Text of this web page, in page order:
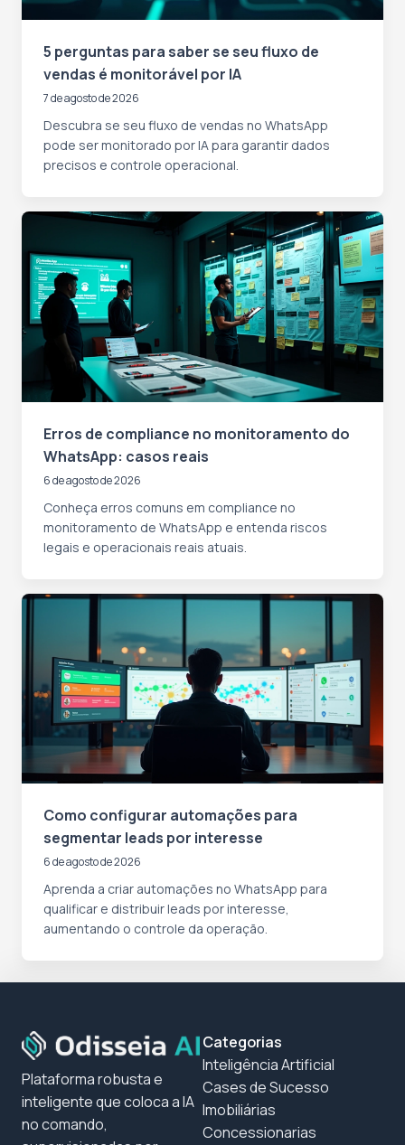
5 perguntas para saber se seu fluxo de
vendas é monitorável por IA
7 de agosto de 2026
Descubra se seu fluxo de vendas no WhatsApp
pode ser monitorado por IA para garantir dados
precisos e controle operacional.
Erros de compliance no monitoramento do
WhatsApp: casos reais
6 de agosto de 2026
Conheça erros comuns em compliance no
monitoramento de WhatsApp e entenda riscos
legais e operacionais reais atuais.
Como configurar automações para
segmentar leads por interesse
6 de agosto de 2026
Aprenda a criar automações no WhatsApp para
qualificar e distribuir leads por interesse,
aumentando o controle da operação.
Plataforma robusta e
inteligente que coloca a IA
no comando,
Categorias
Inteligência Artificial
Cases de Sucesso
Imobiliárias
Concessionarias